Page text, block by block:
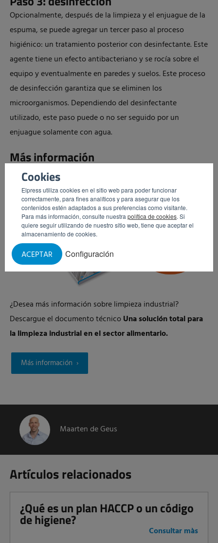
Cookies
Elpress utiliza cookies en el sitio web para poder funcionar
correctamente, para fines analíticos y para asegurar que los
contenidos estén adaptados a sus preferencias como visitante.
Para más información, consulte nuestra política de cookies. Si
quiere seguir utilizando de nuestro sitio web, tiene que aceptar el
almacenamiento de cookies.
Configuración
ACEPTAR
Opcionalmente, después de la limpieza y el enjuague de la
espuma, se puede agregar un tercer paso al proceso
higiénico: un tratamiento posterior con desinfectante. Este
agente tiene un efecto antibacteriano y se rocía sobre el
equipo y eventualmente en paredes y suelos. Este proceso
de desinfección garantiza que se eliminen los
microorganismos. Dependiendo del desinfectante
utilizado, este paso puede o no ser seguido por un
enjuague solamente con agua.
Más información
¿Desea más información sobre limpieza industrial?
Descargue el documento técnicoUna solución total para
la limpieza industrial en el sector alimentario.
Más información
Maarten de Geus
Artículos relacionados
¿Qué es un plan HACCP o un código
de higiene?
Consultar màs